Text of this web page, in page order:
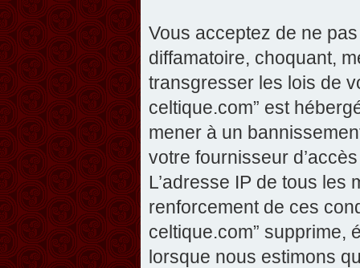
Vous acceptez de ne
diffamatoire, choquant,
transgresser les lois de
celtique.com” est
mener à un
votre fournisseur
L’adresse IP de tous
renforcement de ces
celtique.com” supprime,
lorsque nous estimons